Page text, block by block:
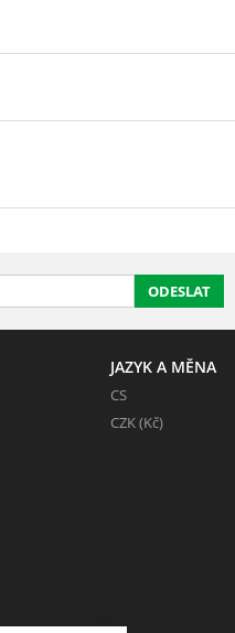
ODESLAT
JAZYK A MĚNA
CS
CZK (Kč)